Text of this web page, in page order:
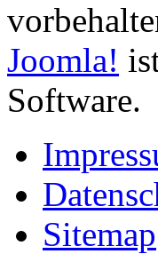
Joomla!
Software.
Sitemap